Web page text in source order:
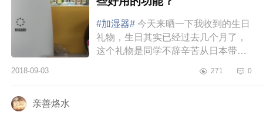
#加湿器# 今天来晒一下我收到的生日
礼物，生日其实已经过去几个月了，
这个礼物是同学不辞辛苦从日本带给
加湿器来一套——日本家奈香薰加...
2018-09-03 271 0
亲善烙水